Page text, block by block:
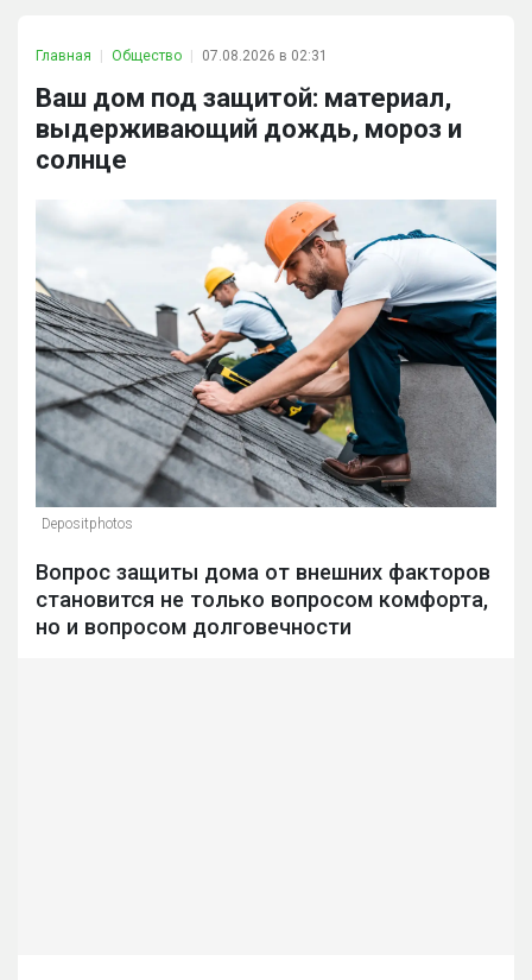
Главная Общество 07.08.2026 в 02:31
Ваш дом под защитой: материал,
выдерживающий дождь, мороз и
солнце
Depositphotos
Вопрос защиты дома от внешних факторов
становится не только вопросом комфорта,
но и вопросом долговечности